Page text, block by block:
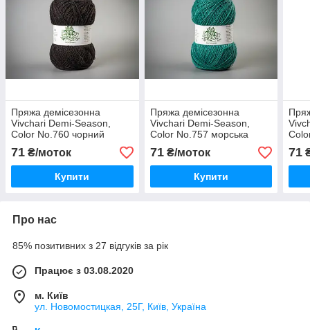
Пряжа демісезонна
Vivchari Demi-Season,
Color No.760 чорний
71 ₴/моток
Купити
Пряжа демісезонна
Vivchari Demi-Season,
Color No.757 морська
хвиля
71₴/моток
Купити
71
Про нас
85% позитивних з 27 відгуків за рік
Працює з 03.08.2020
м. Київ
ул. Новомостицкая, 25Г, Київ, Україна